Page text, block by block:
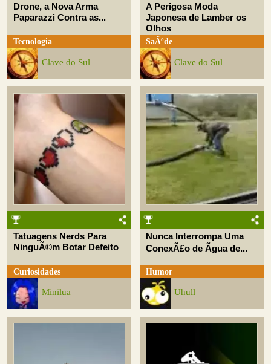
Drone, a Nova Arma
Paparazzi Contra as...
Tecnologia
Clave do Sul
A Perigosa Moda
Japonesa de Lamber os
Olhos
SaÃºde
Clave do Sul
Tatuagens Nerds Para
NinguÃ©m Botar Defeito
Curiosidades
Minilua
Nunca Interrompa Uma
ConexÃ£o de Ãgua de...
Humor
Uhull